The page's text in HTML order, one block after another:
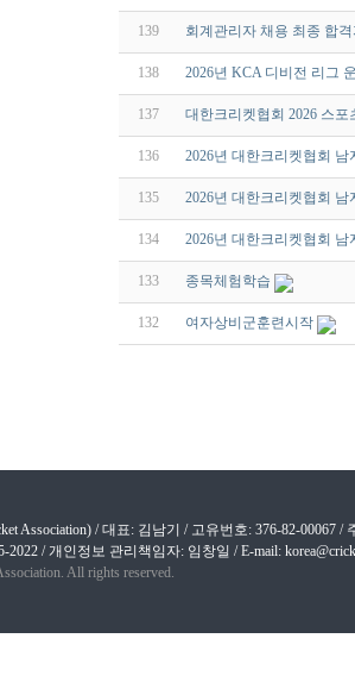
139 회계관리자 채용 최종 합
138 2026년 KCA 디비전 리그
137 대한크리켓협회 2026 스
136 2026년 대한크리켓협회
135 2026년 대한크리켓협회
134 2026년 대한크리켓협회
133 종목체험학습
132 여자상비군훈련시작
Association) / 대표: 김남기 / 고유번호: 376-82-00067
2022 / 개인정보 관리책임자: 임창일 / E-mail:
All rights reserved.